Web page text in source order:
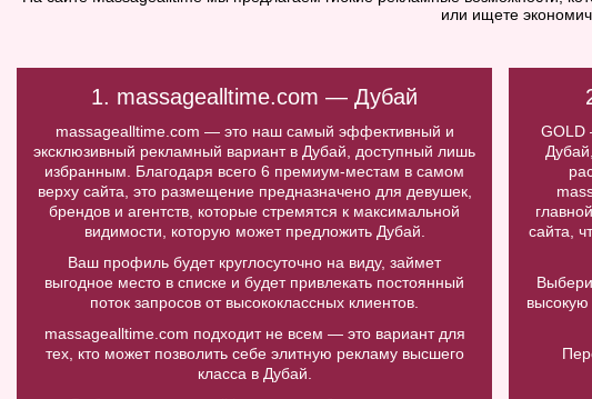
или ищете
1. massagealltime.com — Дубай
massagealltime.com — это наш самый эффективный и
эксклюзивный рекламный вариант в Дубай, доступный лишь
избранным. Благодаря всего 6 премиум-местам в самом
верху сайта, это размещение предназначено для девушек,
брендов и агентств, которые стремятся к максимальной
видимости, которую может предложить Дубай.
Ваш профиль будет круглосуточно на виду, займет
выгодное место в списке и будет привлекать постоянный
поток запросов от высококлассных клиентов.
massagealltime.com подходит не всем — это вариант для
тех, кто может позволить себе элитную рекламу высшего
класса в Дубай.
GOLD
сайта,